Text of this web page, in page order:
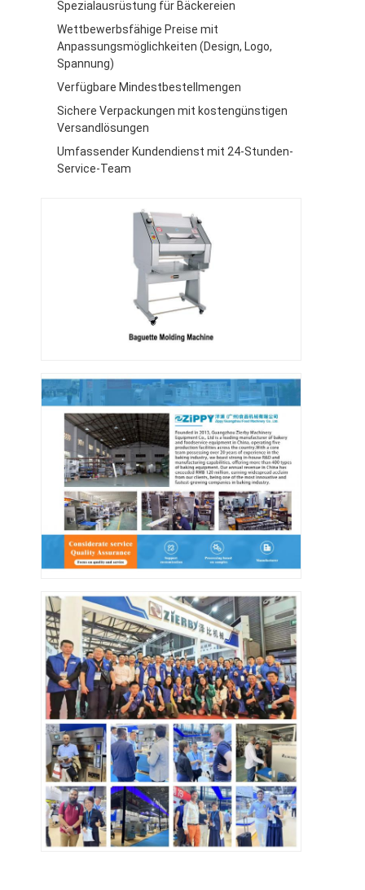
Werksbesichtigung
Qualitätskontrolle
Kontakt mit uns
Neuigkeiten
Fälle
Bäckerei-Produktionslinie
Kommerzieller Eierschläger
Divider Rounder
Teig Sheeter
Handelsbrotschneidemaschine
Bäckereiprüfer
Kühlschrankeinspeicher
Etagenofen
Konvektionsofen
Kombidämpfer
Pizzaofen
Kleine Bäckerausrüstung
Gefrierschrank für Verkaufsbildschirme
Gefrierschrank für Arbeitsplätze
Explosions-Kühler
Spezialausrüstung für Bäckereien
Wettbewerbsfähige Preise mit
Anpassungsmöglichkeiten (Design, Logo,
Spannung)
Verfügbare Mindestbestellmengen
Sichere Verpackungen mit kostengünstigen
Versandlösungen
Umfassender Kundendienst mit 24-Stunden-
Service-Team